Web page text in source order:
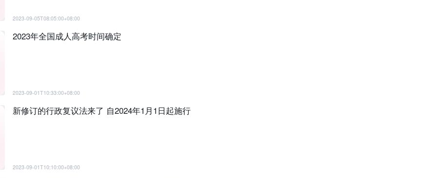
2023-09-05T08:05:00+08:00
2023年全国成人高考时间确定
2023-09-01T10:33:00+08:00
新修订的行政复议法来了 自2024年1月1日起施行
2023-09-01T10:10:00+08:00